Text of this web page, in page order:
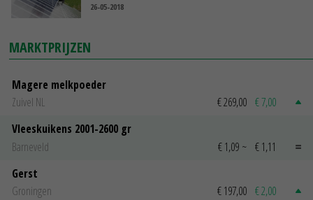
26-05-2018
MARKTPRIJZEN
Magere melkpoeder
Zuivel NL
€ 269,00 € 7,00
Vleeskuikens 2001-2600 gr
Barneveld
€ 1,09 ~ € 1,11
Gerst
Groningen
€ 197,00 € 2,00